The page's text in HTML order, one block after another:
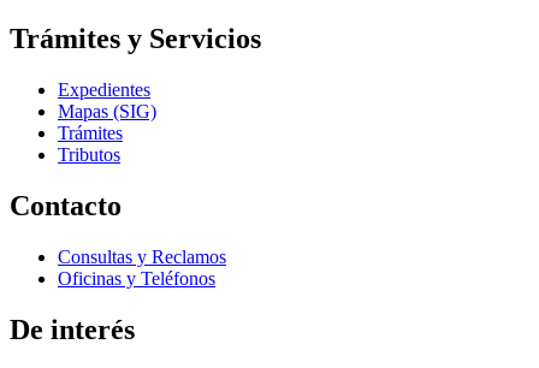
Trámites y Servicios
Expedientes
Mapas (SIG)
Trámites
Tributos
Contacto
Consultas y Reclamos
Oficinas y Teléfonos
De interés